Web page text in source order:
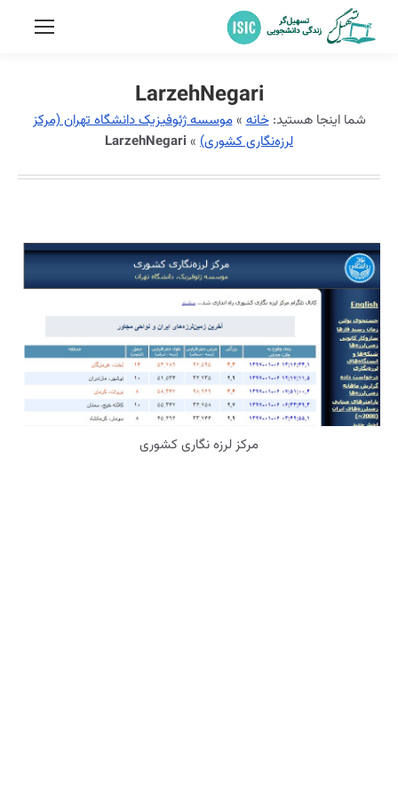
LarzehNegari
شما اینجا هستید:خانه»موسسه ژئوفیزیک دانشگاه تهران (مرکز
لرزه‌نگاری کشوری) »
LarzehNegari
مرکز لرزه نگاری کشوری